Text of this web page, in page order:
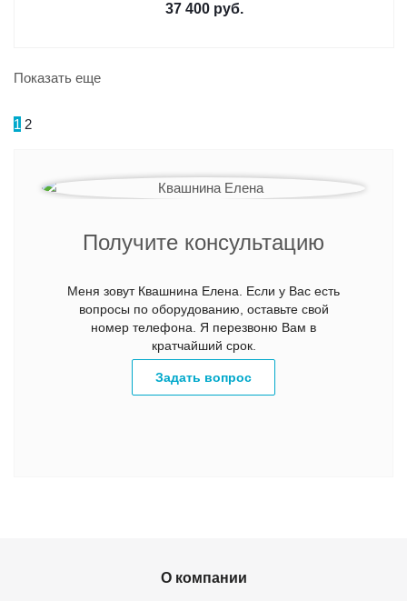
37 400 руб.
Показать еще
Следующая
1 2
Получите консультацию
Меня зовут Квашнина Елена. Если у Вас есть
вопросы по оборудованию, оставьте свой
номер телефона. Я перезвоню Вам в
кратчайший срок.
Задать вопрос
О компании